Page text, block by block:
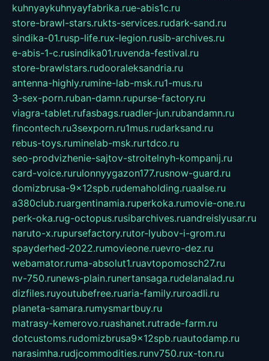
kuhnyaykuhnyayfabrika.rue-abis1c.ru
store-brawl-stars.rukts-services.rudark-sand.ru
sindika-01.rusp-life.rux-legion.rusib-archives.ru
e-abis-1-c.rusindika01.ruvenda-festival.ru
store-brawlstars.rudooraleksandria.ru
antenna-highly.rumine-lab-msk.ru1-mus.ru
3-sex-porn.ruban-damn.rupurse-factory.ru
viagra-tablet.rufasbags.ruadler-jun.rubandamn.ru
fincontech.ru3sexporn.ru1mus.rudarksand.ru
rebus-toys.ruminelab-msk.rurtdco.ru
seo-prodvizhenie-sajtov-stroitelnyh-kompanij.ru
card-voice.rurulonnyygazon177.rusnow-guard.ru
domizbrusa-9x12spb.rudemaholding.ruaalse.ru
a380club.ruargentinamia.ruperkoka.rumovie-one.ru
perk-oka.rug-octopus.rusibarchives.ruandreislyusar.ru
naruto-x.rupursefactory.rutor-lyubov-i-grom.ru
spayderhed-2022.rumovieone.ruevro-dez.ru
webamator.ruma-absolut1.ruavtopomosch27.ru
nv-750.runews-plain.runertansaga.rudelanalad.ru
dizfiles.ruyoutubefree.ruaria-family.ruroadli.ru
planeta-samara.rumysmartbuy.ru
matrasy-kemerovo.ruashanet.rutrade-farm.ru
dotcustoms.rudomizbrusa9x12spb.ruautodamp.ru
narasimha.rudjcommodities.runv750.rux-ton.ru